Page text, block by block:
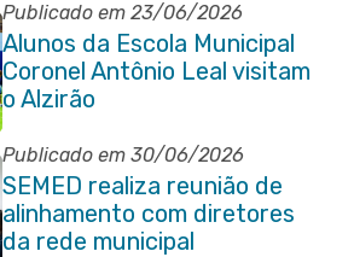
Publicado em 23/06/2026
Alunos da Escola Municipal
Coronel Antônio Leal visitam
o Alzirão
Publicado em 30/06/2026
SEMED realiza reunião de
alinhamento com diretores
da rede municipal